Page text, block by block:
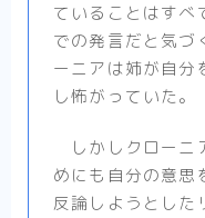
ていることはすべ
での発言だと気づ
ーニアは姉が自分
し怖がっていた。
しかしクローニ
めにも自分の意思
反論しようとした